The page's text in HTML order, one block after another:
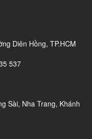
Diên Hồng, TP.HCM
537
Sài, Nha Trang, Khánh